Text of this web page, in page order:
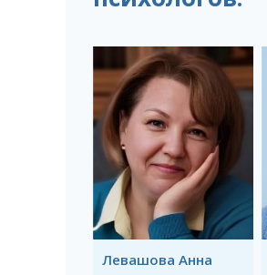
Левашова Анна